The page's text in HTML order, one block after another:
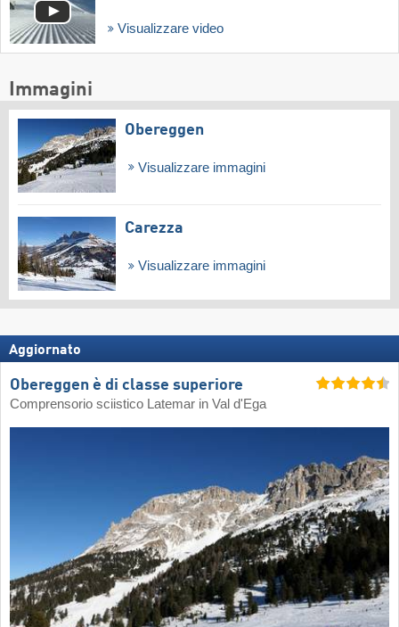
Visualizzare video
Immagini
Obereggen
Visualizzare immagini
Carezza
Visualizzare immagini
Aggiornato
Obereggen è di classe superiore
Comprensorio sciistico Latemar in Val d'Ega